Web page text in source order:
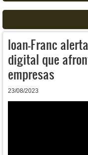
Ioan-Franc
digital que
empresas
23/08/2023